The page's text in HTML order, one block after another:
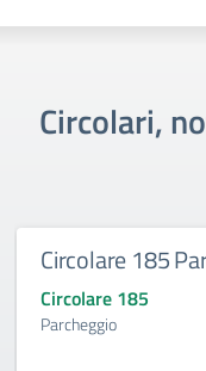
Circolari,
Circolare 185
Circolare 185
Parcheggio